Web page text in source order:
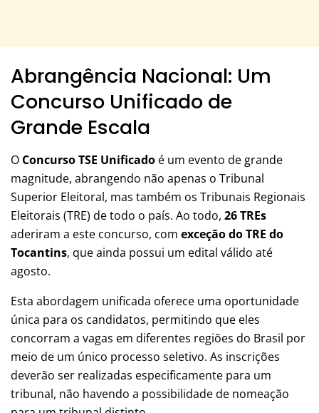
Abrangência Nacional: Um
Concurso Unificado de
Grande Escala
O Concurso TSE Unificado é um evento de grande
magnitude, abrangendo não apenas o Tribunal
Superior Eleitoral, mas também os Tribunais Regionais
Eleitorais (TRE) de todo o país. Ao todo, 26 TREs
aderiram a este concurso, com exceção do TRE do
Tocantins, que ainda possui um edital válido até
agosto.
Esta abordagem unificada oferece uma oportunidade
única para os candidatos, permitindo que eles
concorram a vagas em diferentes regiões do Brasil por
meio de um único processo seletivo. As inscrições
deverão ser realizadas especificamente para um
tribunal, não havendo a possibilidade de nomeação